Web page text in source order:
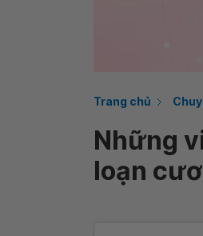
Trang chủ
Những
loạn